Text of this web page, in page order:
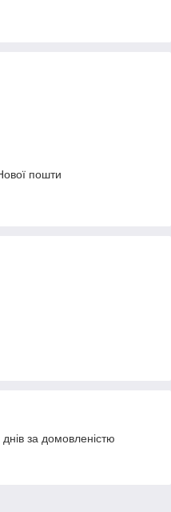
пошти
за домовленістю